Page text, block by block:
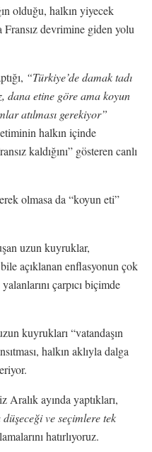
olduğu, halkın yiyecek
Fransız devrimine giden yolu
“Türkiye’de damak tadı
dana etine göre ama koyun
atılması gerekiyor”
halkın içinde
kaldığını” gösteren canlı
olmasa da “koyun eti”
uzun kuyruklar,
açıklanan enflasyonun çok
çarpıcı biçimde
kuyrukları “vatandaşın
halkın aklıyla dalga
Aralık ayında yaptıkları,
düşeceği ve seçimlere tek
hatırlıyoruz.